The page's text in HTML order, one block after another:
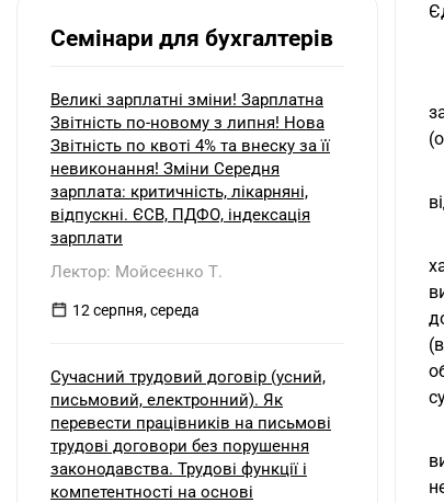
Семінари для бухгалтерів
Великі зарплатні зміни! Зарплатна
Звітність по-новому з липня! Нова
Звітність по квоті 4% та внеску за її
невиконання! Зміни Середня
зарплата: критичність, лікарняні,
відпускні. ЄСВ, ПДФО, індексація
зарплати
Лектор: Мойсеєнко Т.
12 серпня, середа
Сучасний трудовий договір (усний,
письмовий, електронний). Як
перевести працівників на письмові
трудові договори без порушення
законодавства. Трудові функції і
компетентності на основі